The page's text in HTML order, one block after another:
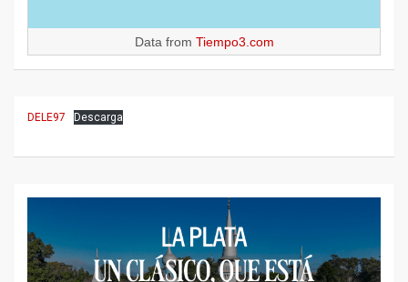
Data from Tiempo3.com
DELE97 Descarga